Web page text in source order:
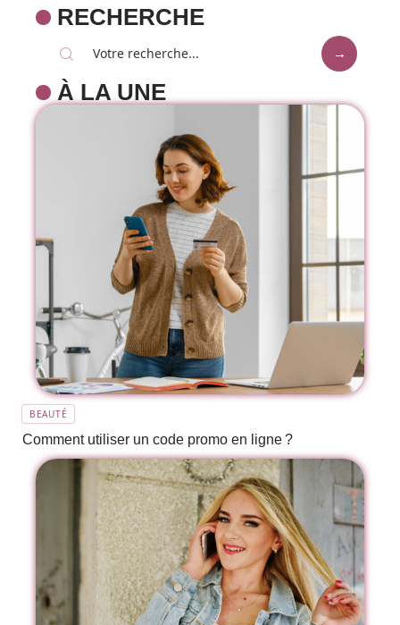
RECHERCHE
À LA UNE
BEAUTÉ
Comment utiliser un code promo en ligne ?